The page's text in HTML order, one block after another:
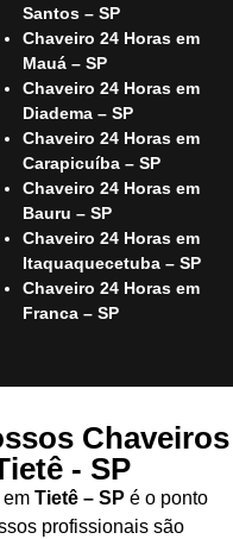
Santos – SP
Chaveiro 24 Horas em
Mauá – SP
Chaveiro 24 Horas em
Diadema – SP
Chaveiro 24 Horas em
Carapicuíba – SP
Chaveiro 24 Horas em
Bauru – SP
Chaveiro 24 Horas em
Itaquaquecetuba – SP
Chaveiro 24 Horas em
Franca – SP
Chaveiros
- SP
Tietê – SP é o ponto
profissionais são